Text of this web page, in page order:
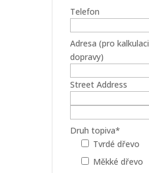
Telefon
Adresa (pro kalkulaci
dopravy)
Street Address
Druh topiva*
Tvrdé dřevo
Měkké dřevo